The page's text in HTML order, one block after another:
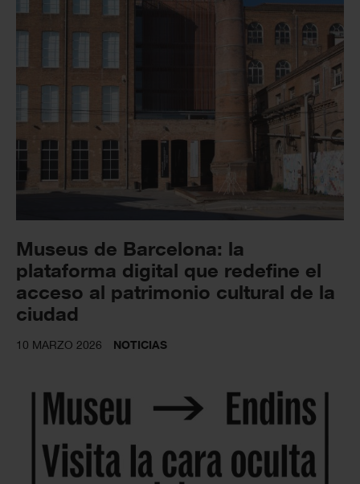
Museus de Barcelona: la
plataforma digital que redefine el
acceso al patrimonio cultural de la
ciudad
10 MARZO 2026 NOTICIAS